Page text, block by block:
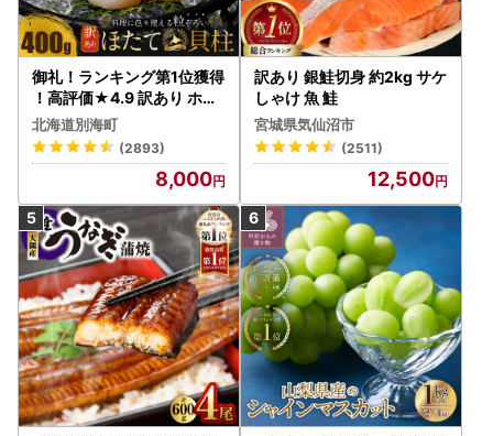
御礼！ランキング第1位獲得
！高評価★4.9 訳あり ホタ
テ 400g（ほたて 帆立 貝柱
冷凍 ）
北海道別海町
(2893)
8,000
訳あり 銀鮭切身 約2kg サケ
しゃけ 魚 鮭
宮城県気仙沼市
(2511)
12,500